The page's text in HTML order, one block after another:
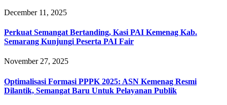
December 11, 2025
Perkuat Semangat Bertanding, Kasi PAI Kemenag Kab.
Semarang Kunjungi Peserta PAI Fair
November 27, 2025
Optimalisasi Formasi PPPK 2025: ASN Kemenag Resmi
Dilantik, Semangat Baru Untuk Pelayanan Publik